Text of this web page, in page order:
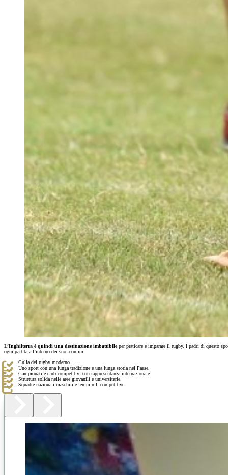
L’Inghilterra è quindi una destinazione imbattibileper praticare e imparare il rugby. I padri di questo
ogni partita all’interno dei suoi confini.
Culla del rugby moderno.
Uno sport con una lunga tradizione e una lunga storia nel Paese.
Campionati e club competitivi con rappresentanza internazionale.
Struttura solida nelle aree giovanili e universitarie.
Squadre nazionali maschili e femminili competitive.